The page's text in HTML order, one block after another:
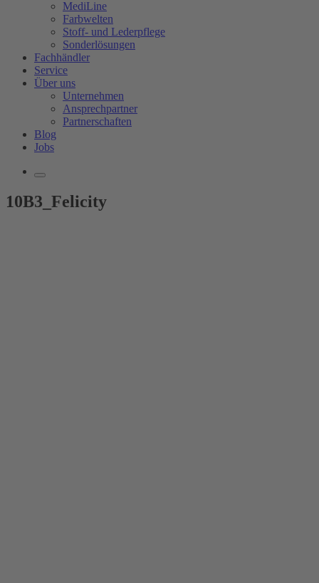
MediLine
Farbwelten
Stoff- und Lederpflege
Sonderlösungen
Fachhändler
Service
Über uns
Unternehmen
Ansprechpartner
Partnerschaften
Blog
Jobs
10B3_Felicity